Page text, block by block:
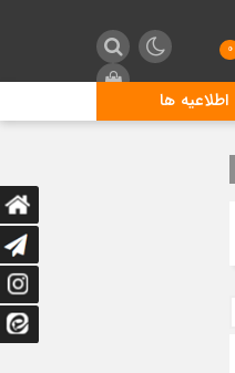
0
اطلاعیه هاانتشار فراخوان دومین